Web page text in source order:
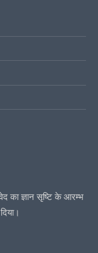
का ज्ञान सृष्टि के आरम्भ